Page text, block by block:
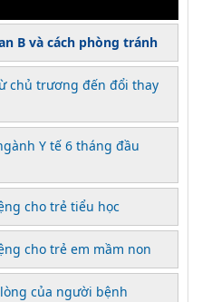
B và cách phòng tránh
chủ trương đến đổi thay
Y tế 6 tháng đầu
cho trẻ tiểu học
cho trẻ em mầm non
của người bệnh